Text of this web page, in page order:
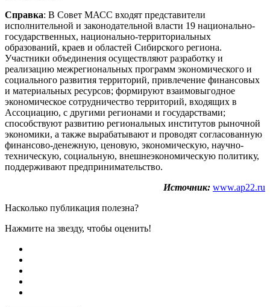
Справка: В Совет МАСС входят представители
исполнительной и законодательной власти 19 национально-
государственных, национально-территориальных
образований, краев и областей Сибирского региона.
Участники объединения осуществляют разработку и
реализацию межрегиональных программ экономического и
социального развития территорий, привлечение финансовых
и материальных ресурсов; формируют взаимовыгодное
экономическое сотрудничество территорий, входящих в
Ассоциацию, с другими регионами и государствами;
способствуют развитию региональных институтов рыночной
экономики, а также вырабатывают и проводят согласованную
финансово-денежную, ценовую, экономическую, научно-
техническую, социальную, внешнеэкономическую политику,
поддерживают предпринимательство.
Источник: www.ap22.ru
Насколько публикация полезна?
Нажмите на звезду, чтобы оценить!